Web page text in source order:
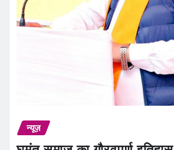
न्यूज़